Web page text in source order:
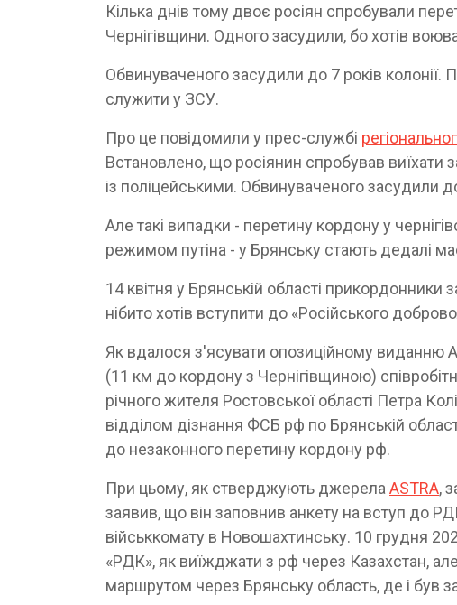
Кілька днів тому двоє росіян спробували
Чернігівщини. Одного засудили, бо хотів
Обвинуваченого засудили до 7 років
служити у ЗСУ.
Про це повідомили у прес-службі
Встановлено, що росіянин спробував виїхати
із поліцейськими. Обвинуваченого засудили
Але такі випадки - перетину кордону у
режимом путіна - у Брянську стають дедалі
14 квітня у Брянській області
нібито хотів вступити до «Російського
Як вдалося з'ясувати опозиційному виданню
(11 км до кордону з Чернігівщиною)
річного жителя Ростовської області Петра
відділом дізнання ФСБ рф по Брянській
до незаконного перетину кордону рф.
При цьому, як стверджують джерела ASTRA,
заявив, що він заповнив анкету на вступ до
військкомату в Новошахтинську. 10 грудня
«РДК», як виїжджати з рф через Казахстан,
маршрутом через Брянську область, де і був